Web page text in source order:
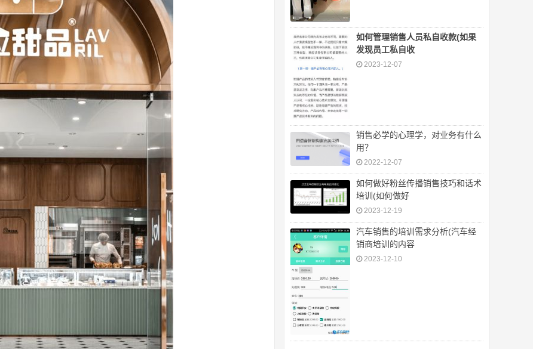
如何管理销售人员私自收款(如果
发现员工私自收
2023-12-07
销售必学的心理学，对业务有什么
用？
2022-12-07
如何做好粉丝传播销售技巧和话术
培训(如何做好
2023-12-19
汽车销售的培训需求分析(汽车经
销商培训的内容
2023-12-10